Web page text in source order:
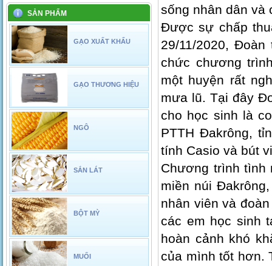
SẢN PHẨM
GẠO XUẤT KHẨU
GẠO THƯƠNG HIỆU
NGÔ
SẮN LÁT
BỘT MỲ
MUỐI
sống nhân dân và
Được sự chấp
29/11/2020,
chức chương
một huyện rất
mưa lũ. Tại đây
cho học sinh là
PTTH Đakrông,
tính Casio và bút
Chương trình tình
miền núi
nhân viên và
các em học sinh
hoàn cảnh khó
của mình tốt hơn.